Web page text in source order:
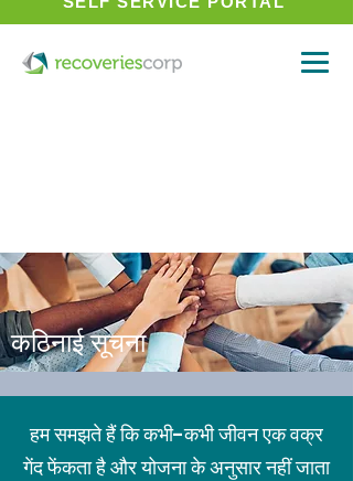
कठिनाई सूचना
हम समझते हैं कि कभी-कभी जीवन एक वक्र
गेंद फेंकता है और योजना के अनुसार नहीं जाता